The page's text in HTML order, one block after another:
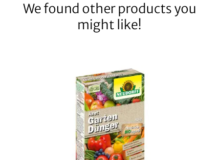
We found other products you
might like!